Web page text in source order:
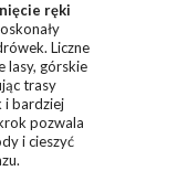
ręki
Liczne
lasy, górskie
trasy
i bardziej
pozwala
i cieszyć